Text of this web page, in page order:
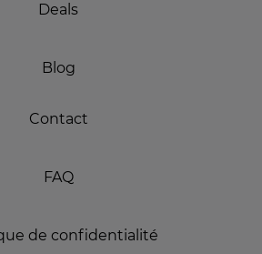
Deals
Blog
Contact
FAQ
de confidentialité